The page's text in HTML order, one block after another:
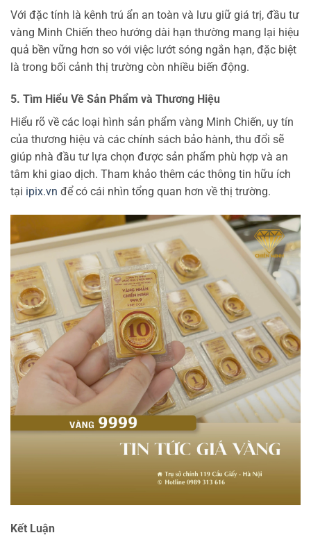
Với đặc tính là kênh trú ẩn an toàn và lưu giữ giá trị, đầu tư
vàng Minh Chiến theo hướng dài hạn thường mang lại hiệu
quả bền vững hơn so với việc lướt sóng ngắn hạn, đặc biệt
là trong bối cảnh thị trường còn nhiều biến động.
5. Tìm Hiểu Về Sản Phẩm và Thương Hiệu
Hiểu rõ về các loại hình sản phẩm vàng Minh Chiến, uy tín
của thương hiệu và các chính sách bảo hành, thu đổi sẽ
giúp nhà đầu tư lựa chọn được sản phẩm phù hợp và an
tâm khi giao dịch. Tham khảo thêm các thông tin hữu ích
tại ipix.vn để có cái nhìn tổng quan hơn về thị trường.
Kết Luận